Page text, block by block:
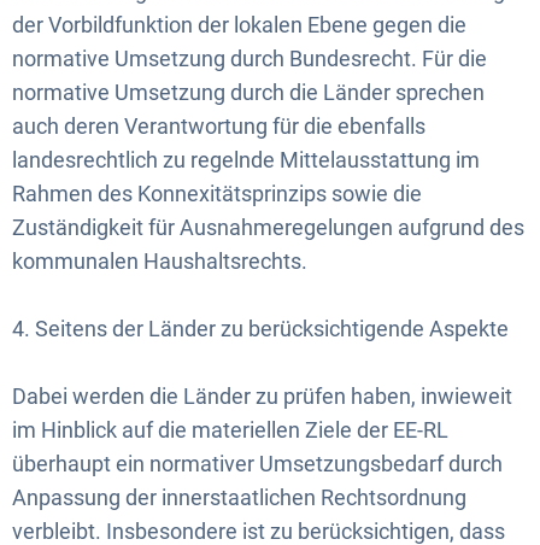
der Vorbildfunktion der lokalen Ebene gegen die
normative Umsetzung durch Bundesrecht. Für die
normative Umsetzung durch die Länder sprechen
auch deren Verantwortung für die ebenfalls
landesrechtlich zu regelnde Mittelausstattung im
Rahmen des Konnexitätsprinzips sowie die
Zuständigkeit für Ausnahmeregelungen aufgrund des
kommunalen Haushaltsrechts.
4. Seitens der Länder zu berücksichtigende Aspekte
Dabei werden die Länder zu prüfen haben, inwieweit
im Hinblick auf die materiellen Ziele der EE-RL
überhaupt ein normativer Umsetzungsbedarf durch
Anpassung der innerstaatlichen Rechtsordnung
verbleibt. Insbesondere ist zu berücksichtigen, dass